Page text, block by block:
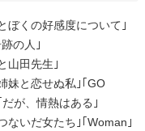
ぼくの好感度について｣
の人｣
田先生｣
妹と恋せぬ私｣｢GO
が、情熱はある｣
いだ女たち｣｢Woman｣